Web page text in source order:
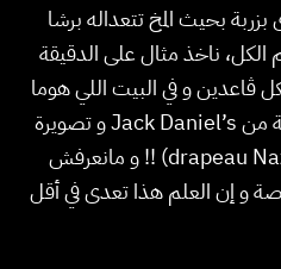
بحيث المخ تتعداله برشا
ناخذ مثال على الدقيقة
الكل ڤاعدين و في البيت اللي هوما
فيها فما برشا بوستارات معلڤة من Jack Daniel’s و تصويرة
الفينيكس… و علم النازية (drapeau Nazi) !! و مانعرفش
و إن العلم هذا تعدى في أقل